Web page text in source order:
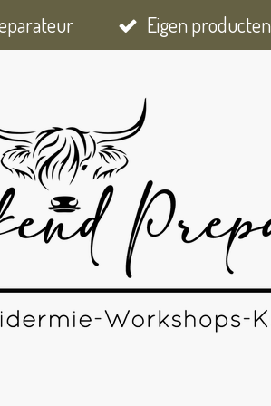
Eigen producten